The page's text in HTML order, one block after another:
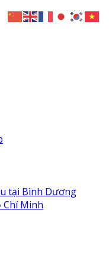
tại Bình Dương
Chí Minh